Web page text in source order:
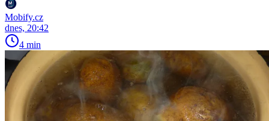
Mobify.cz
dnes, 20:42
4 min